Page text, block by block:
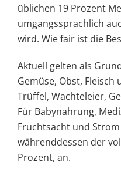
üblichen 19 Prozent
umgangssprachlich
wird. Wie fair ist die
Aktuell gelten als
Gemüse, Obst,
Trüffel, Wachteleier,
Für Babynahrung,
Fruchtsacht und
währenddessen der
Prozent, an.